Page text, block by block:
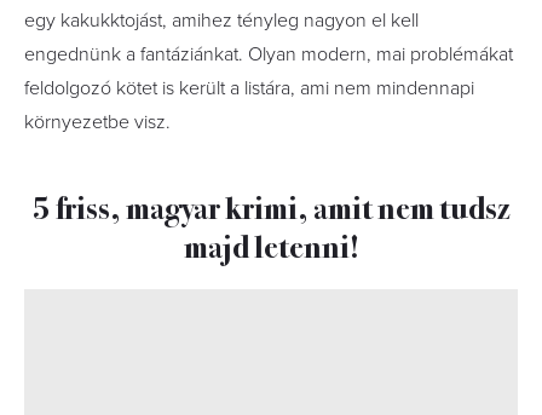
egy kakukktojást, amihez tényleg nagyon el kell
engednünk a fantáziánkat. Olyan modern, mai problémákat
feldolgozó kötet is került a listára, ami nem mindennapi
környezetbe visz.
5 friss, magyar krimi, amit nem tudsz
majd letenni!